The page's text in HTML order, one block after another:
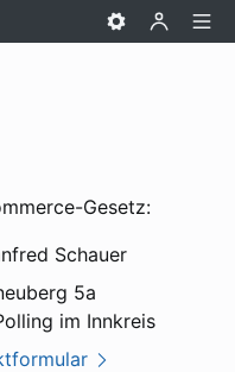
Gesetz:
Schauer
5a
im Innkreis